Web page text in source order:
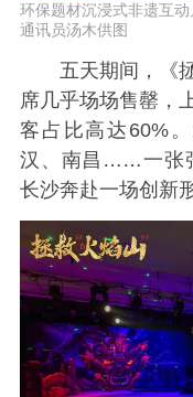
环保题材沉浸式非遗互
通讯员汤木供图
五天期间，《拯
席几乎场场售罄，
客占比高达60%
汉、南昌……一张
长沙奔赴一场创新